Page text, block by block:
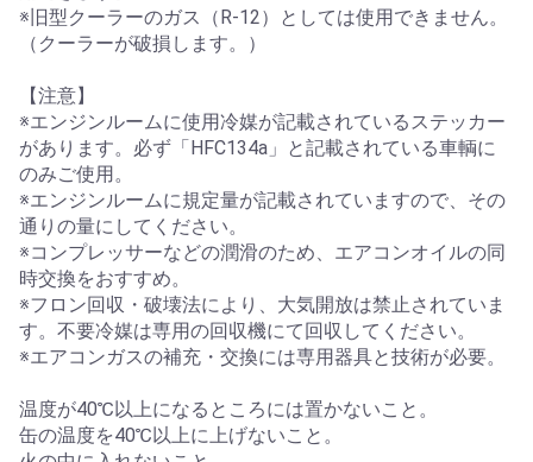
※旧型クーラーのガス（R-12）としては使用できません。
（クーラーが破損します。）
【注意】
※エンジンルームに使用冷媒が記載されているステッカー
があります。必ず「HFC134a」と記載されている車輌に
のみご使用。
※エンジンルームに規定量が記載されていますので、その
通りの量にしてください。
※コンプレッサーなどの潤滑のため、エアコンオイルの同
時交換をおすすめ。
※フロン回収・破壊法により、大気開放は禁止されていま
す。不要冷媒は専用の回収機にて回収してください。
※エアコンガスの補充・交換には専用器具と技術が必要。
温度が40℃以上になるところには置かないこと。
缶の温度を40℃以上に上げないこと。